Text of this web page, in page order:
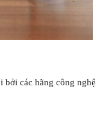
bởi các hãng công nghệ